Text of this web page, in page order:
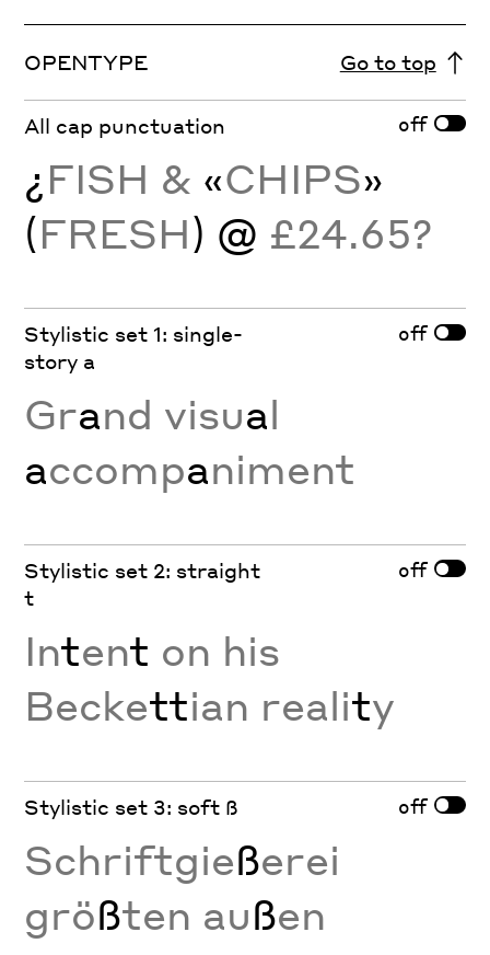
OPENTYPE Go to top
All cap punctuation off
¿ FISH & «CHIPS»
(FRESH) @ £24.65?
Stylistic set 1: single-
story a
off
Grand visual
accompaniment
Stylistic set 2: straight
t
off
Intent on his
Beckettian reality
Stylistic set 3: soft ß off
Schriftgießerei
größten außen